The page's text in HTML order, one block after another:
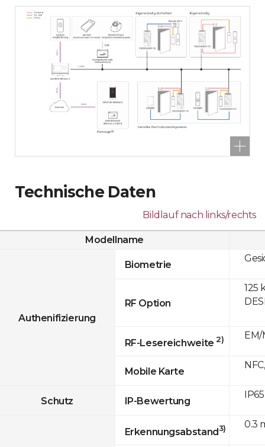
Technische Daten
Bildlauf nach links/rechts
Modellname
Authenifizierung
Biometrie
RF Option
RF-Lesereichweite 2)
Mobile Karte
Schutz IP-Bewertung
Erkennungsabstand3)
125
EM/
IP65
0.3